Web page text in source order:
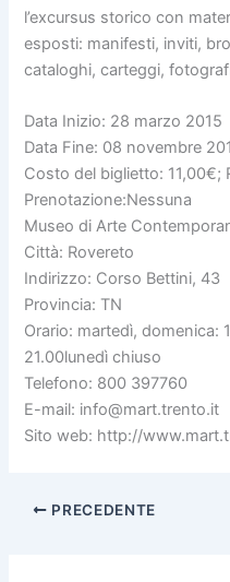
l’excursus storico con
esposti: manifesti, inviti,
cataloghi, carteggi,
Data Inizio: 28 marzo 2015
Data Fine: 08 novembre
Costo del biglietto: 11,00€;
Prenotazione:Nessuna
Museo di Arte
Città: Rovereto
Indirizzo: Corso Bettini, 43
Provincia: TN
Orario: martedì, domenica:
21.00lunedì chiuso
Telefono: 800 397760
E-mail: info@mart.trento.it
Sito web: http://
PRECEDENTE